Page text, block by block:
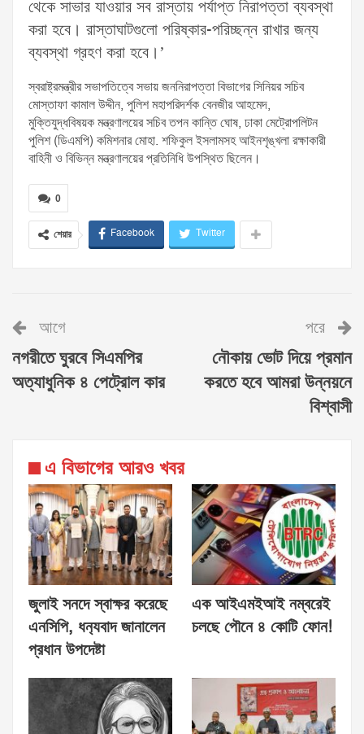
থেকে সাভার যাওয়ার সব রাস্তায় পর্যাপ্ত নিরাপত্তা ব্যবস্থা
করা হবে। রাস্তাঘাটগুলো পরিষ্কার-পরিচ্ছন্ন রাখার জন্য
ব্যবস্থা গ্রহণ করা হবে।’
স্বরাষ্ট্রমন্ত্রীর সভাপতিত্বে সভায় জননিরাপত্তা বিভাগের সিনিয়র সচিব
মোস্তাফা কামাল উদ্দীন, পুলিশ মহাপরিদর্শক বেনজীর আহমেদ,
মুক্তিযুদ্ধবিষয়ক মন্ত্রণালয়ের সচিব তপন কান্তি ঘোষ, ঢাকা মেট্রোপলিটন
পুলিশ (ডিএমপি) কমিশনার মোহা. শফিকুল ইসলামসহ আইনশৃঙ্খলা রক্ষাকারী
বাহিনী ও বিভিন্ন মন্ত্রণালয়ের প্রতিনিধি উপস্থিত ছিলেন।
0
শেয়ার Facebook Twitter
আগে
নগরীতে ঘুরবে সিএমপির
অত্যাধুনিক ৪ পেট্রোল কার
পরে
নৌকায় ভোট দিয়ে প্রমান
করতে হবে আমরা উন্নয়নে
বিশ্বাসী
এ বিভাগের আরও খবর
জুলাই সনদে স্বাক্ষর করেছে
এনসিপি, ধন‍্যবাদ জানালেন
প্রধান উপদেষ্টা
এক আইএমইআই নম্বরেই
চলছে পৌনে ৪ কোটি ফোন!